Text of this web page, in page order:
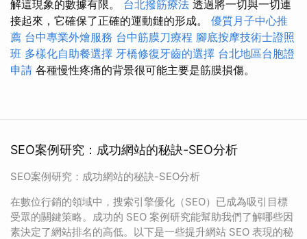
解這現象的數據有限。 台北撥筋療法 透過將一切與一切連
接起來，它確保了正確的運動鏈的形成。 優質月子中心推
薦 台中專業外燴服務 台中筋膜刀療程 腳底按摩技術士證照
班 多樣化自助餐選擇 牙橋修復牙齒的選擇 台北地區台胞證
申請 各種慢性疼痛的背景很可能主要是筋膜損傷。
SEO案例研究：成功網站的秘訣-SEO分析
SEO案例研究：成功網站的秘訣-SEO分析
在數位行銷的領域中，搜索引擎優化（SEO）已成為吸引目標
受眾的關鍵策略。成功的 SEO 案例研究能幫助我們了解哪些因
素決定了網站排名的高低。以下是一些提升網站 SEO 表現的秘